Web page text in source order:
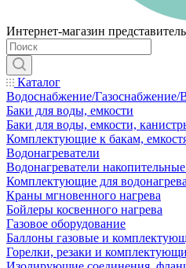
Интернет-магазин
Каталог
Водоснабжение/Газоснабжение/
Баки для воды, емкости
Баки для воды, емкости,
Комплектующие к бакам,
Водонагреватели
Водонагреватели
Комплектующие для
Краны мгновенного нагрева
Бойлеры косвенного нагрева
Газовое оборудование
Баллоны газовые и
Горелки, резаки и